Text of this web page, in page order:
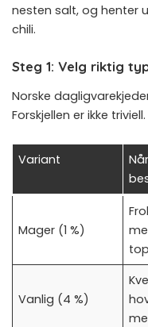
nesten salt, og henter
chili.
Steg 1: Velg riktig
Norske
Forskjellen er ikke triviell.
Variant
Mager (1 %)
Vanlig (4 %)